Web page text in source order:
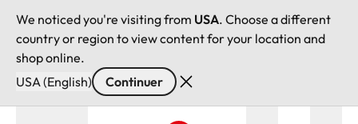
We noticed you're visiting from USA. Choose a different
country or region to view content for your location and
shop online.
USA (English)
Continuer